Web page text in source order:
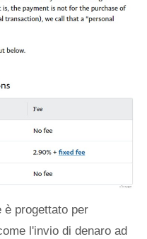
è progettato per
l'invio di denaro ad